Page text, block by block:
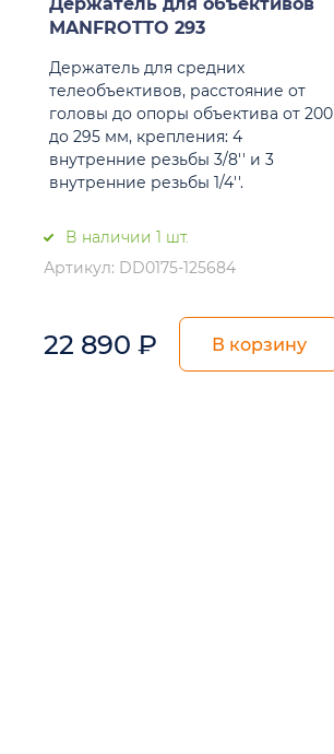
MANFROTTO 293
Держатель для средних
телеобъективов, расстояние от
головы до опоры объектива от 200
до 295 мм, крепления: 4
внутренние резьбы 3/8'' и 3
внутренние резьбы 1/4''.
В наличии 1 шт.
Артикул: DD0175-125684
22 890 ₽ В корзину